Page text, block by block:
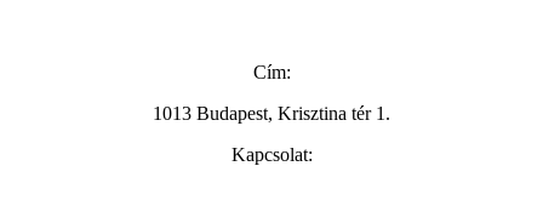
Cím:
1013 Budapest, Krisztina tér 1.
Kapcsolat: